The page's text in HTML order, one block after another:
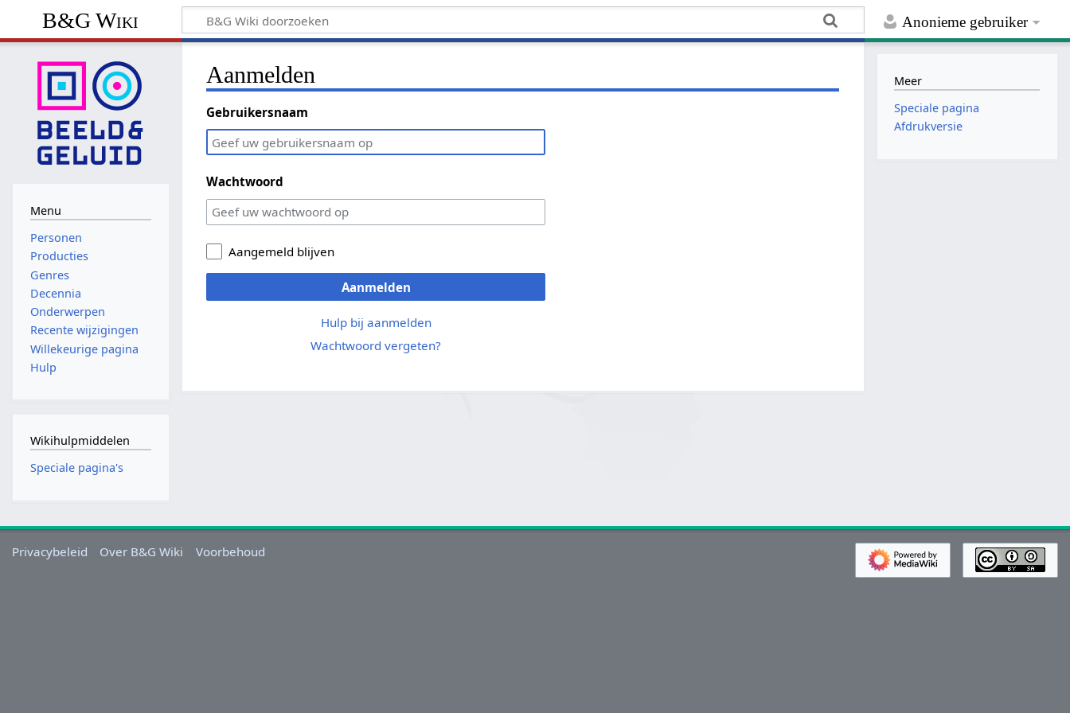
Anonieme gebruiker
B&G Wiki
Aanmelden
Gebruikersnaam
Wachtwoord
Aangemeld blijven
Aanmelden
Hulp bij aanmelden
Wachtwoord vergeten?
Menu
Personen
Producties
Genres
Decennia
Onderwerpen
Recente wijzigingen
Willekeurige pagina
Hulp
Wikihulpmiddelen
Speciale pagina's
Meer
Speciale pagina
Afdrukversie
Privacybeleid Over B&G Wiki Voorbehoud